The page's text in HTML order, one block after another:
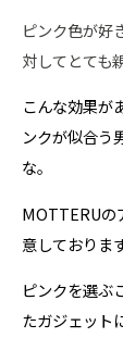
ピンク色が好
対してとても
こんな効果が
ンクが似合う
な。
MOTTERUの
意しております
ピンクを選ぶ
たガジェット